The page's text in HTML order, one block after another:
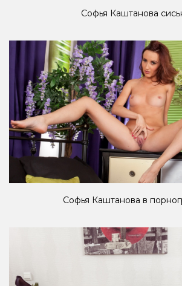
Софья Каштанова
Софья Каштанова в